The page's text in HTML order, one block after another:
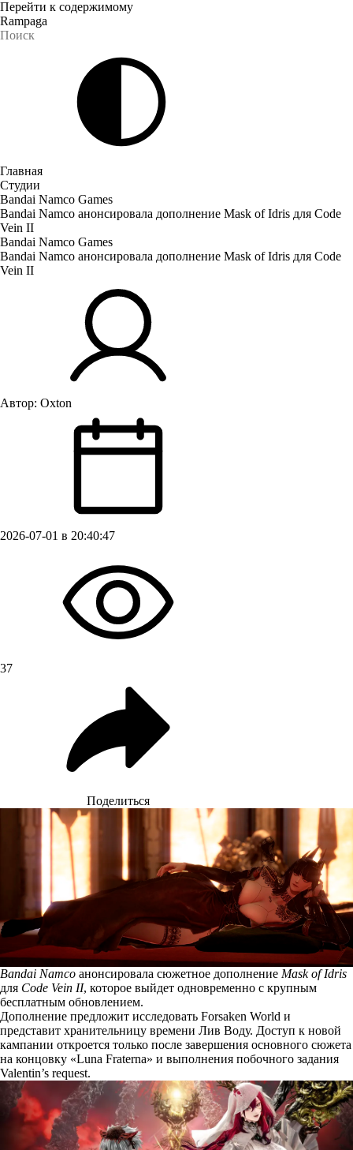
Перейти к содержимому
Rampaga
Главная
Студии
Bandai Namco Games
Bandai Namco анонсировала дополнение Mask of Idris для Code
Vein II
Bandai Namco Games
Bandai Namco анонсировала дополнение Mask of Idris для Code
Vein II
Автор: Oxton
2026-07-01 в 20:40:47
37
Поделиться
Bandai Namco анонсировала сюжетное дополнение Mask of Idris
для Code Vein II, которое выйдет одновременно с крупным
бесплатным обновлением.
Дополнение предложит исследовать Forsaken World и
представит хранительницу времени Лив Воду. Доступ к новой
кампании откроется только после завершения основного сюжета
на концовку «Luna Fraterna» и выполнения побочного задания
Valentin’s request.